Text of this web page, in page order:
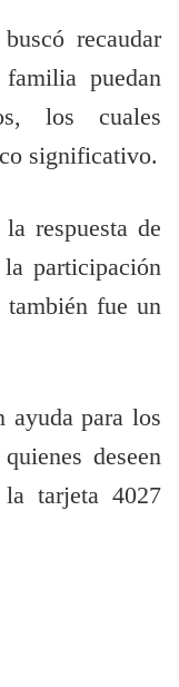
recaudar
puedan
los cuales
significativo.
respuesta de
participación
fue un
ayuda para los
deseen
tarjeta 4027